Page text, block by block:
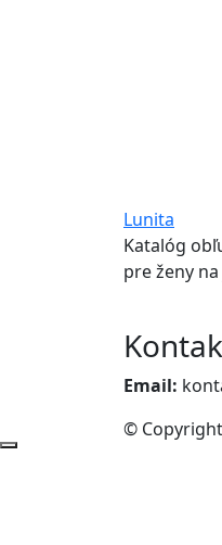
Lunita
Katalóg
pre ženy
Email:
© Copyright